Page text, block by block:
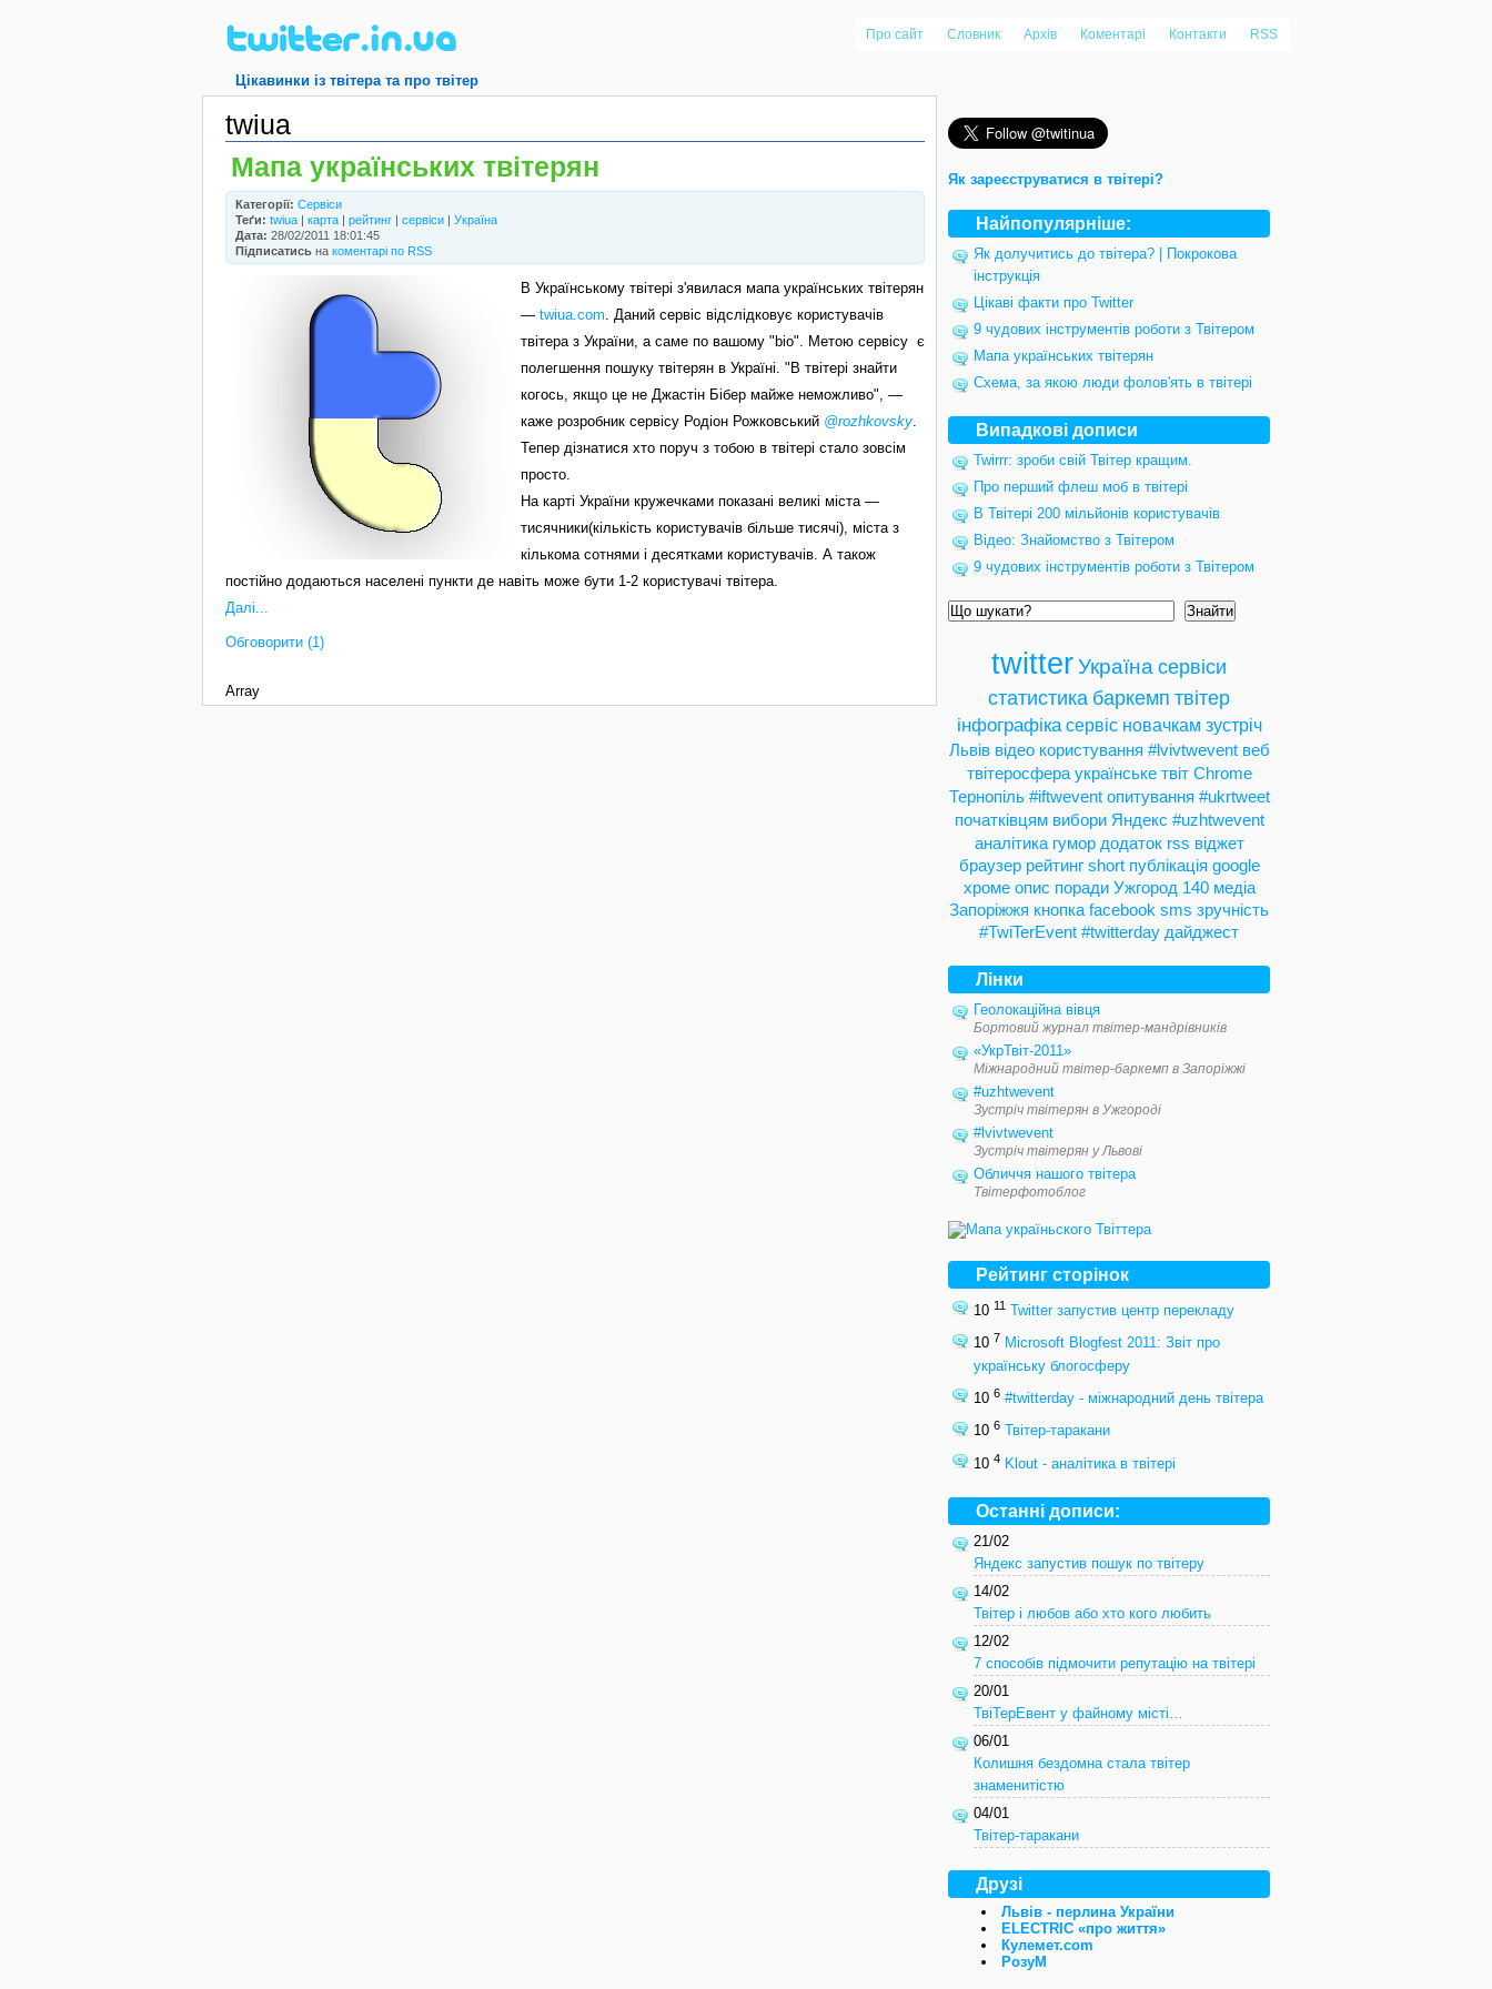
Цікавинки із твітера та про твітер
Про сайт Словник Архів Коментарі Контакти RSS
twiua
Мапа українських твітерян
Категорії: Сервіси
Теґи: twiua | карта | рейтинг | сервіси | Україна
Дата: 28/02/2011 18:01:45
Підписатись на коментарі по RSS
В Українському твітері з'явилася мапа українських твітерян
— twiua.com. Даний сервіс відслідковує користувачів
твітера з України, а саме по вашому "bio". Метою сервісу є
полегшення пошуку твітерян в Україні. "В твітері знайти
когось, якщо це не Джастін Бібер майже неможливо", —
каже розробник сервісу Родіон Рожковський @rozhkovsky.
Тепер дізнатися хто поруч з тобою в твітері стало зовсім
просто.
На карті України кружечками показані великі міста —
тисячники(кількість користувачів більше тисячі), міста з
кількома сотнями і десятками користувачів. А також
постійно додаються населені пункти де навіть може бути 1-2 користувачі твітера.
Далі...
Обговорити (1)
Array
Як зареєструватися в твітері?
Найпопулярніше:
Як долучитись до твітера? | Покрокова
інструкція
Цікаві факти про Twitter
9 чудових інструментів роботи з Твітером
Мапа українських твітерян
Схема, за якою люди фолов'ять в твітері
Випадкові дописи
Twirrr: зроби свій Твітер кращим.
Про перший флеш моб в твітері
В Твітері 200 мільйонів користувачів
Відео: Знайомство з Твітером
9 чудових інструментів роботи з Твітером
Знайти
twitterУкраїна сервіси
статистика баркемп твітер
інфографіка сервіс новачкам зустріч
Львів відео користування #lvivtwevent веб
твітеросфера українське твіт Chrome
Тернопіль #iftwevent опитування #ukrtweet
початківцям вибори Яндекс #uzhtwevent
аналітика гумор додаток rss віджет
браузер рейтинг short публікація google
хроме опис поради Ужгород 140 медіа
Запоріжжя кнопка facebook sms зручність
#TwiTerEvent #twitterday дайджест
Лінки
Геолокаційна вівця
Бортовий журнал твітер-мандрівників
«УкрТвіт-2011»
Міжнародний твітер-баркемп в Запоріжжі
#uzhtwevent
Зустріч твітерян в Ужгороді
#lvivtwevent
Зустріч твітерян у Львові
Обличчя нашого твітера
Твітерфотоблог
Рейтинг сторінок
10 11 Twitter запустив центр перекладу
10 7 Microsoft Blogfest 2011: Звіт про
українську блогосферу
10 6 #twitterday - міжнародний день твітера
10 6
Твітер-таракани
10 4 Klout - аналітика в твітері
Останні дописи:
21/02
Яндекс запустив пошук по твітеру
14/02
Твітер і любов або хто кого любить
12/02
7 способів підмочити репутацію на твітері
20/01
ТвіТерЕвент у файному місті…
06/01
Колишня бездомна стала твітер
знаменитістю
04/01
Твітер-таракани
Друзі
Львів - перлина України
ELECTRIC «про життя»
Кулемет.com
РозуМ